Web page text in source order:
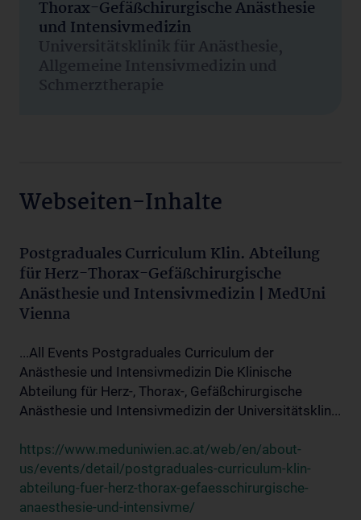
Thorax-Gefäßchirurgische Anästhesie
und Intensivmedizin
Universitätsklinik für Anästhesie,
Allgemeine Intensivmedizin und
Schmerztherapie
Webseiten-Inhalte
Postgraduales Curriculum Klin. Abteilung
für Herz-Thorax-Gefäßchirurgische
Anästhesie und Intensivmedizin | MedUni
Vienna
...All Events Postgraduales Curriculum der
Anästhesie und Intensivmedizin Die Klinische
Abteilung für Herz-, Thorax-, Gefäßchirurgische
Anästhesie und Intensivmedizin der Universitätsklin...
https://www.meduniwien.ac.at/web/en/about-
us/events/detail/postgraduales-curriculum-klin-
abteilung-fuer-herz-thorax-gefaesschirurgische-
anaesthesie-und-intensivme/